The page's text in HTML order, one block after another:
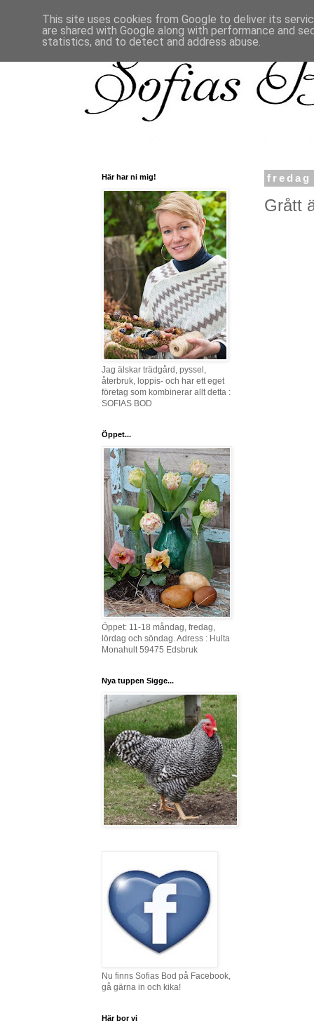
fredag
Grått
Här har ni mig!
Jag älskar trädgård, pyssel,
återbruk, loppis- och har ett eget
företag som kombinerar allt detta :
SOFIAS BOD
Öppet...
Öppet: 11-18 måndag, fredag,
lördag och söndag. Adress : Hulta
Monahult 59475 Edsbruk
Nya tuppen Sigge...
Nu finns Sofias Bod på Facebook,
gå gärna in och kika!
Här bor vi
This site uses cookies from Google to deliver its
are shared with Google along with performance and
statistics, and to detect and address abuse.